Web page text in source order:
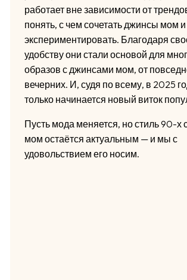
работает вне зависимости от
понять, с чем сочетать джинсы мом
экспериментировать. Благодаря
удобству они стали основой для
образов с джинсами мом, от
вечерних. И, судя по всему, в 2025
только начинается новый виток
Пусть мода меняется, но стиль 90-х
мом остаётся актуальным — и мы с
удовольствием его носим.